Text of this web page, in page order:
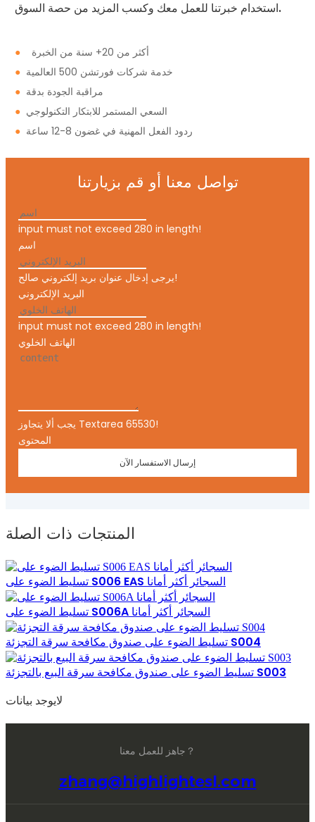
استخدام خبرتنا للعمل معك وكسب المزيد من حصة السوق.
●
أكثر من 20+ سنة من الخبرة
●
خدمة شركات فورتشن 500 العالمية
● مراقبة الجودة بدقة
● السعي المستمر للابتكار التكنولوجي
●
ردود الفعل المهنية في غضون 8-12 ساعة
تواصل معنا أو قم بزيارتنا
input must not exceed 280 in length!
اسم
يرجى إدخال عنوان بريد إلكتروني صالح!
البريد الإلكتروني
input must not exceed 280 in length!
الهاتف الخلوي
يجب ألا يتجاوز Textarea 65530!
المحتوى
إرسال الاستفسار الآن
المنتجات ذات الصلة
تسليط الضوء على S006 EAS السجائر أكثر أمانا
تسليط الضوء على S006A السجائر أكثر أمانا
تسليط الضوء على صندوق مكافحة سرقة التجزئة S004
تسليط الضوء على صندوق مكافحة سرقة البيع بالتجزئة S003
لايوجد بيانات
جاهز للعمل معنا？
zhang@highlightesl.com